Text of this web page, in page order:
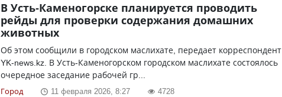
В Усть-Каменогорске планируется проводить
рейды для проверки содержания домашних
животных
Об этом сообщили в городском маслихате, передает корреспондент
YK-news.kz. В Усть-Каменогорском городском маслихате состоялось
очередное заседание рабочей гр...
Город 11 февраля 2026, 8:27 4728